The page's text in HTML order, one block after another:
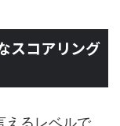
スコアリング